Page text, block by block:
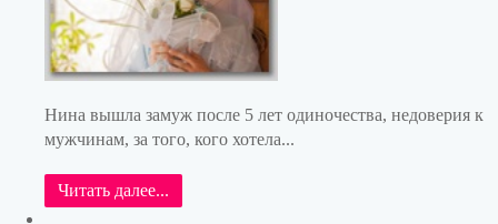
Нина вышла замуж после 5 лет одиночества, недоверия к
мужчинам, за того, кого хотела...
Читать далее...